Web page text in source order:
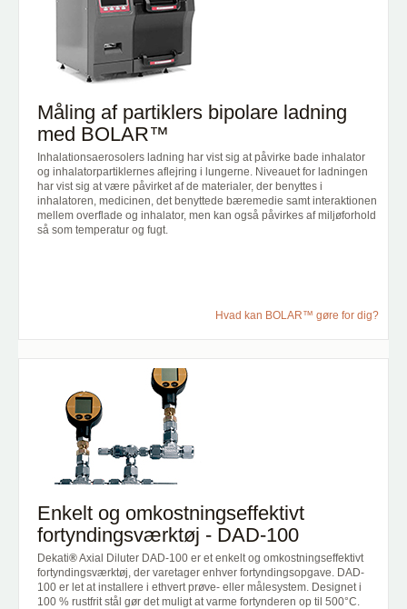
Måling af partiklers bipolare ladning
med BOLAR™
Inhalationsaerosolers ladning har vist sig at påvirke bade inhalator
og inhalatorpartiklernes aflejring i lungerne. Niveauet for ladningen
har vist sig at være påvirket af de materialer, der benyttes i
inhalatoren, medicinen, det benyttede bæremedie samt interaktionen
mellem overflade og inhalator, men kan også påvirkes af miljøforhold
så som temperatur og fugt.
Hvad kan BOLAR™ gøre for dig?
Enkelt og omkostningseffektivt
fortyndingsværktøj - DAD-100
Dekati®Axial Diluter DAD-100 er et enkelt og omkostningseffektivt
fortyndingsværktøj, der varetager enhver fortyndingsopgave. DAD-
100 er let at installere i ethvert prøve- eller målesystem. Designet i
100 % rustfrit stål gør det muligt at varme fortynderen op til 500°C.